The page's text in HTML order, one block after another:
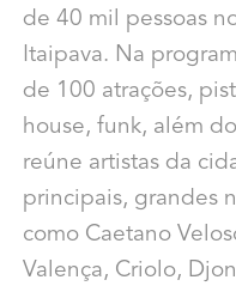
de 40 mil pessoas
Itaipava. Na
de 100 atrações,
house, funk, além
reúne artistas da
principais, grandes
como Caetano
Valença, Criolo,